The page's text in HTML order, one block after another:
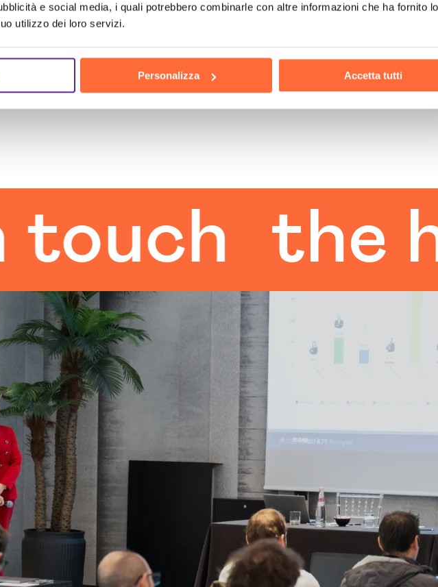
e social media, i quali potrebbero combinarle con altre informazioni che ha fornito
utilizzo dei loro servizi.
Personalizza Accetta tutti
the